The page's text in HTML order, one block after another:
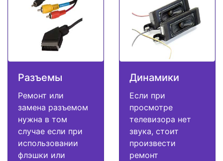
Разъемы
Ремонт или
замена разъемом
нужна в том
случае если при
использовании
флэшки или
Динамики
Если при
просмотре
телевизора нет
звука, стоит
произвести
ремонт